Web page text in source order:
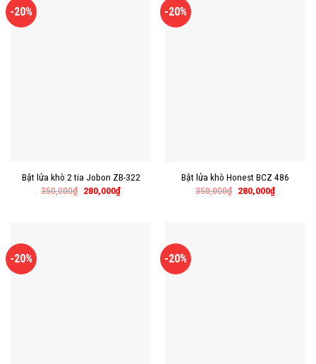
-20%
Bật lửa khò 2 tia Jobon ZB-322
350,000₫ 280,000₫
-20%
Bật lửa khò Honest BCZ 486
350,000₫ 280,000₫
-20% -20%